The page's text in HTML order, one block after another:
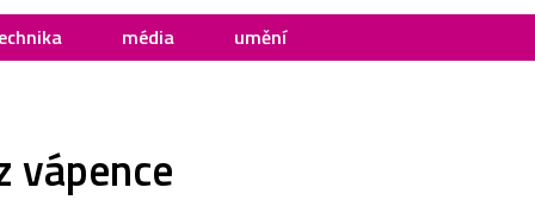
média umění
vápence